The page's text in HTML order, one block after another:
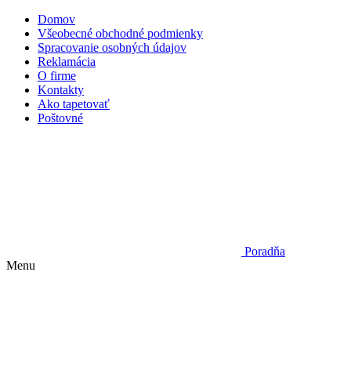
Domov
Všeobecné obchodné podmienky
Spracovanie osobných údajov
Reklamácia
O firme
Kontakty
Ako tapetovať
Poštovné
Poradňa
Menu